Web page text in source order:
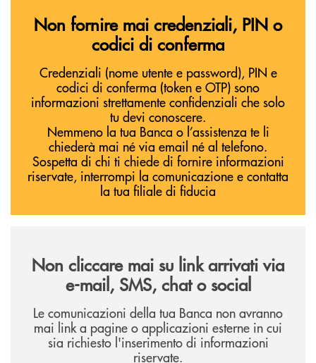
Non fornire mai credenziali, PIN o
codici di conferma
Credenziali (nome utente e password), PIN e
codici di conferma (token e OTP) sono
informazioni strettamente confidenziali che solo
tu devi conoscere.
Nemmeno la tua Banca o l’assistenza te li
chiederà mai né via email né al telefono.
Sospetta di chi ti chiede di fornire informazioni
riservate, interrompi la comunicazione e contatta
la tua filiale di fiducia
Non cliccare mai su link arrivati via
e-mail, SMS, chat o social
Le comunicazioni della tua Banca non avranno
mai link a pagine o applicazioni esterne in cui
sia richiesto l'inserimento di informazioni
riservate.